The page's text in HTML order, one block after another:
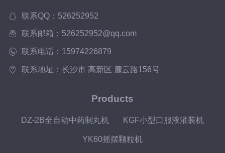
联系QQ：526252952
联系邮箱：526252952@qq.com
联系电话：15974226879
联系地址：长沙市 高新区 麓云路156号
Products
DZ-2B全自动中药制丸机 KGF小型口服液灌装机
YK60摇摆颗粒机